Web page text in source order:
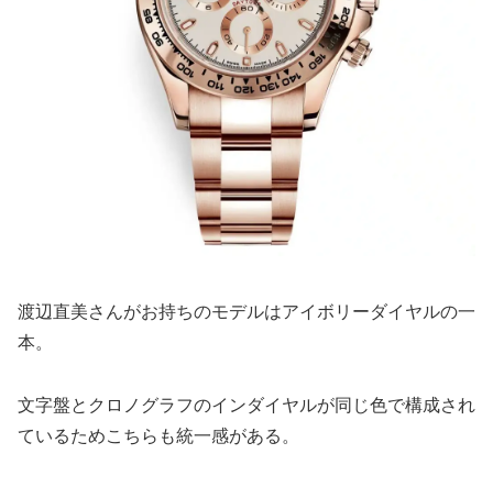
渡辺直美さんがお持ちのモデルはアイボリーダイヤルの一
本。
文字盤とクロノグラフのインダイヤルが同じ色で構成され
ているためこちらも統一感がある。